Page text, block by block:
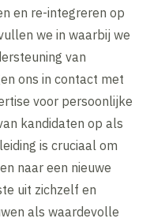
en re-integreren op
we in waarbij we
van
ons in contact met
voor persoonlijke
kandidaten op als
is cruciaal om
naar een nieuwe
uit zichzelf en
als waardevolle